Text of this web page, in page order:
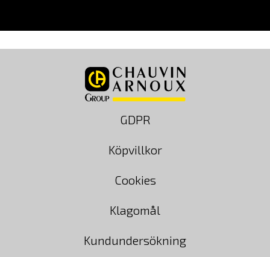
GDPR
Köpvillkor
Cookies
Klagomål
Kundundersökning